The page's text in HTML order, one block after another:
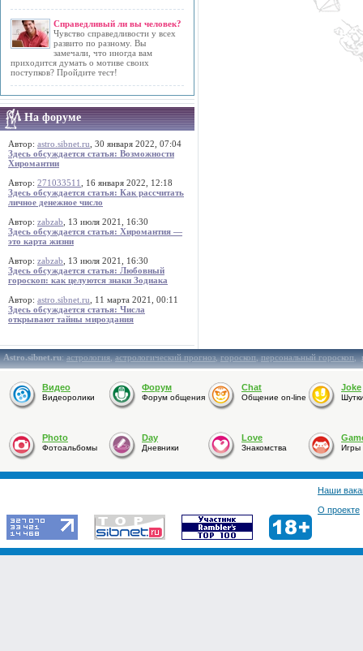
Справедливый ли вы человек?
Чувство справедливости у всех
развито по разному. Вы
замечали, что иногда вам
приходится думать о мотиве своих
поступков? Пройдите тест!
На форуме
Автор: astro.sibnet.ru , 30 января 2022, 07:04
Здесь обсуждается статья: Возможности
Хиромантии
Автор: 271033511
, 16 января 2022, 12:18
Здесь обсуждается статья: Как рассчитать
личное денежное число
Автор: zabzab , 13 июля 2021, 16:30
Здесь обсуждается статья: Хиромантия —
это карта жизни
Автор: zabzab , 13 июля 2021, 16:30
Здесь обсуждается статья: Любовный
гороскоп: как целуются знаки Зодиака
Автор: astro.sibnet.ru , 11 марта 2021, 00:11
Здесь обсуждается статья: Числа
открывают тайны мироздания
Astro.sibnet.ru:астрология,астрологический прогноз,гороскоп,персональный гороскоп,
Видео
Видеоролики
Форум
Форум общения
Chat
Общение on-line
Joke
Photo
Фотоальбомы
Day
Дневники
Love
Знакомства Игры
Наши
О проекте